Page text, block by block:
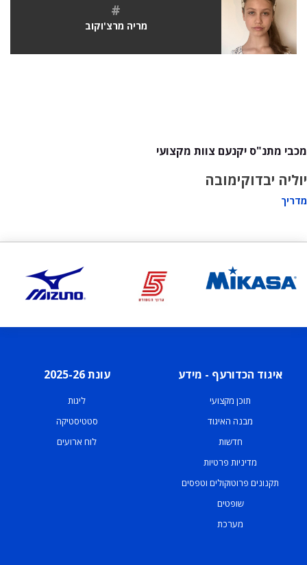
#
מריה מרצ'וקוב
מכבי מתנ"ס יקנעם צוות מקצועי
יוליה יבדוקימובה
מדריך
איגוד הכדורעף - מידע
תוכן מקצועי
מבנה האיגוד
חדשות
מדיניות פרטיות
תקנונים פרוטוקולים וטפסים
שופטים
מערכת
עונת 2025-26
ליגות
סטטיסטיקה
לוח ארועים